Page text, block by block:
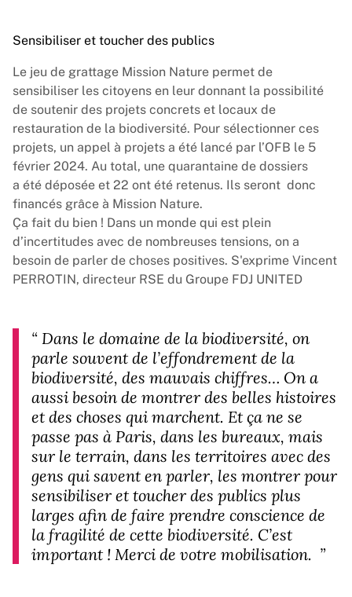
Sensibiliser et toucher des publics
Le jeu de grattage Mission Nature permet de
sensibiliser les citoyens en leur donnant la possibilité
de soutenir des projets concrets et locaux de
restauration de la biodiversité. Pour sélectionner ces
projets, un appel à projets a été lancé par l’OFB le 5
février 2024. Au total, une quarantaine de dossiers
a été déposée et 22 ont été retenus. Ils seront donc
financés grâce à Mission Nature.
Ça fait du bien ! Dans un monde qui est plein
d’incertitudes avec de nombreuses tensions, on a
besoin de parler de choses positives. S'exprime Vincent
PERROTIN, directeur RSE du Groupe FDJ UNITED
“ Dans le domaine de la biodiversité, on
parle souvent de l’effondrement de la
biodiversité, des mauvais chiffres… On a
aussi besoin de montrer des belles histoires
et des choses qui marchent. Et ça ne se
passe pas à Paris, dans les bureaux, mais
sur le terrain, dans les territoires avec des
gens qui savent en parler, les montrer pour
sensibiliser et toucher des publics plus
larges afin de faire prendre conscience de
la fragilité de cette biodiversité. C’est
important ! Merci de votre mobilisation. ”